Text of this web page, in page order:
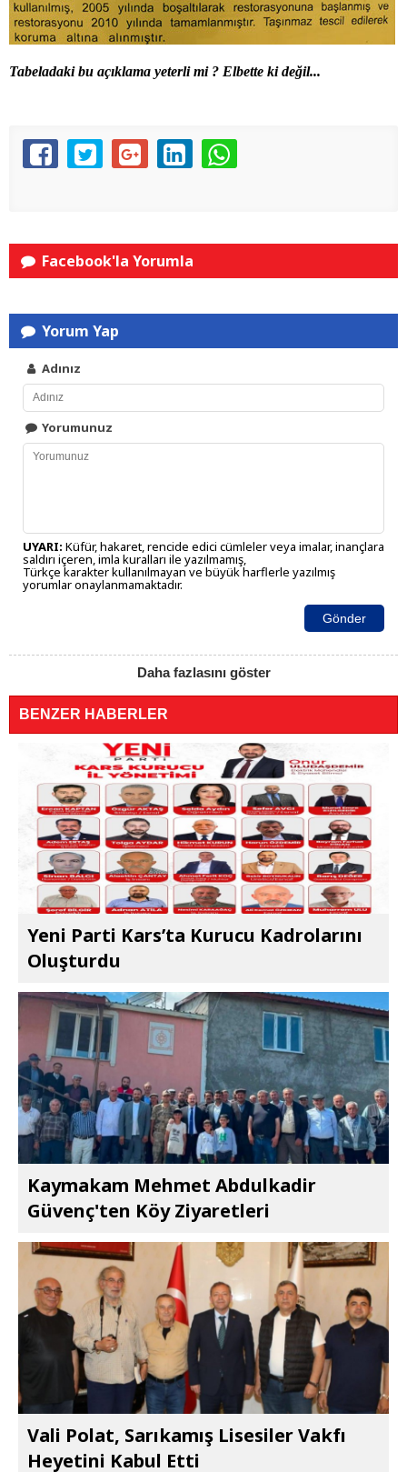
Tabeladaki bu açıklama yeterli mi ? Elbette ki değil...
Facebook'la Yorumla
Yorum Yap
Adınız
Yorumunuz
UYARI: Küfür, hakaret, rencide edici cümleler veya imalar, inançlara
saldırı içeren, imla kuralları ile yazılmamış,
Türkçe karakter kullanılmayan ve büyük harflerle yazılmış
yorumlar onaylanmamaktadır.
Gönder
Daha fazlasını göster
BENZER HABERLER
Yeni Parti Kars’ta Kurucu Kadrolarını
Oluşturdu
Kaymakam Mehmet Abdulkadir
Güvenç'ten Köy Ziyaretleri
Vali Polat, Sarıkamış Lisesiler Vakfı
Heyetini Kabul Etti